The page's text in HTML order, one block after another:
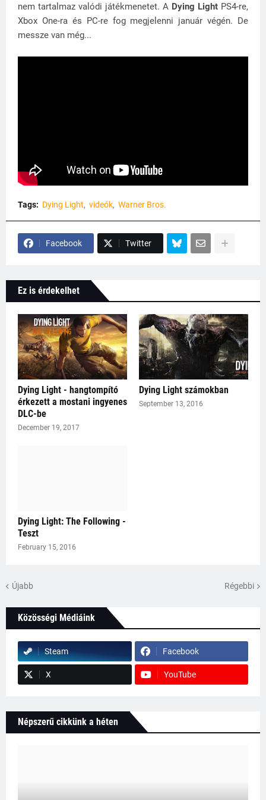
nem tartalmaz valódi játékmenetet. A Dying Light PS4-re,
Xbox One-ra és PC-re fog megjelenni január végén. De
messze van még...
Tags: Dying Light videók Warner Bros.
Facebook Twitter
Ez is érdekelhet
Dying Light - hangtompító
érkezett a mostani ingyenes
DLC-be
December 19, 2017
Dying Light számokban
September 13, 2016
Dying Light: The Following -
Teszt
February 15, 2016
Újabb Régebbi
Közösségi Médiáink
Steam Facebook
X YouTube
Népszerű cikkünk a héten